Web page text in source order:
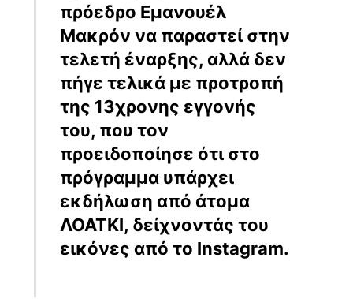
πρόεδρο Εμανουέλ
Μακρόν να παραστεί στην
τελετή έναρξης, αλλά δεν
πήγε τελικά με προτροπή
της 13χρονης εγγονής
του, που τον
προειδοποίησε ότι στο
πρόγραμμα υπάρχει
εκδήλωση από άτομα
ΛΟΑΤΚΙ, δείχνοντάς του
εικόνες από το Instagram.